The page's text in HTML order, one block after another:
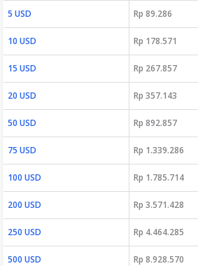
5 USD Rp 89.286
10 USD Rp 178.571
15 USD Rp 267.857
20 USD Rp 357.143
50 USD Rp 892.857
75 USD Rp 1.339.286
100 USD Rp 1.785.714
200 USD Rp 3.571.428
250 USD Rp 4.464.285
500 USD Rp 8.928.570